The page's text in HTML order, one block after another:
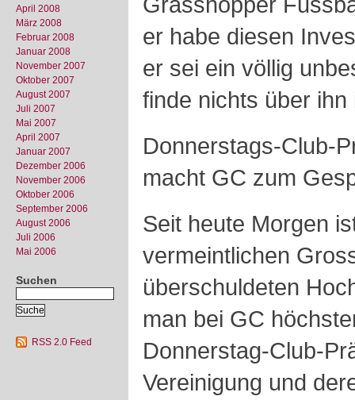
April 2008
März 2008
Februar 2008
Januar 2008
November 2007
Oktober 2007
August 2007
Juli 2007
Mai 2007
April 2007
Januar 2007
Dezember 2006
November 2006
Oktober 2006
September 2006
August 2006
Juli 2006
Mai 2006
Suchen
RSS 2.0 Feed
er habe diesen
er sei ein völlig
finde nichts über ihn
Donnerstags-Club-
macht GC zum
Seit heute Morgen
vermeintlichen
überschuldeten
man bei GC
Donnerstag-Club-
Vereinigung und